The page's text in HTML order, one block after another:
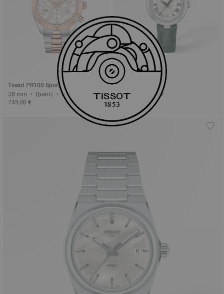
Tissot PR100 Sport Chic
38 mm • Quartz • Διαμάντια
745,00 €
Tissot Bellissima
26 mm • Quartz
445,00 €